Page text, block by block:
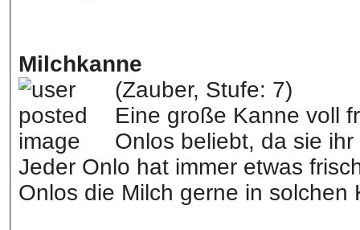
Milchkanne
(Zauber, Stufe: 7)
Eine große Kanne voll
Onlos beliebt, da sie
Jeder Onlo hat immer etwas
Onlos die Milch gerne in solchen